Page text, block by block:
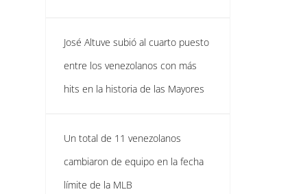
José Altuve subió al cuarto puesto
entre los venezolanos con más
hits en la historia de las Mayores
Un total de 11 venezolanos
cambiaron de equipo en la fecha
límite de la MLB